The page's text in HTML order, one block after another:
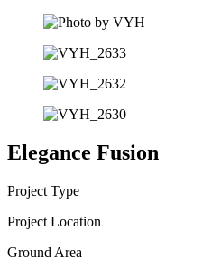
Elegance Fusion
Project Type
Project Location
Ground Area